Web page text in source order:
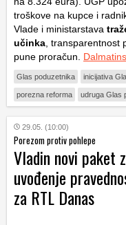
troškove na kupce i
Vlade i ministarstava
učinka ,
pune proračun.
Glas poduzetnika inicijativa
porezna reforma udruga Glas
29.05. (10:00)
Porezom protiv pohlepe
Vladin novi paket
uvođenje
za RTL Danas